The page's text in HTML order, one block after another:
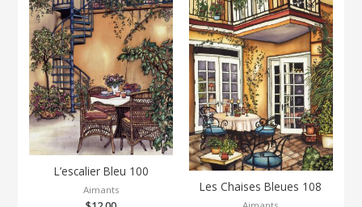
L’escalier Bleu 100
Aimants Les Chaises Bleues 108